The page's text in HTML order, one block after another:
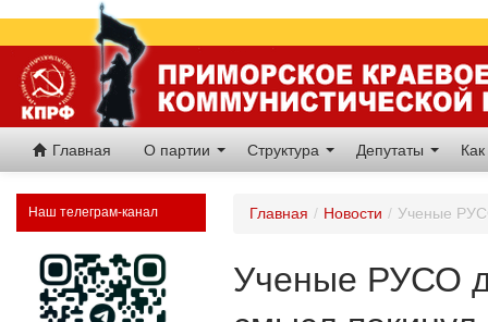
Главная О партии Структура Депутаты
Наш телеграм-канал Главная / Новости / Ученые
Ученые РУСО